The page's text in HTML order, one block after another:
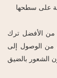
من الأفضل ترك
الأشخاص من الوصول إلى